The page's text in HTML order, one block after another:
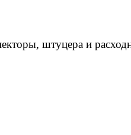
штуцера и